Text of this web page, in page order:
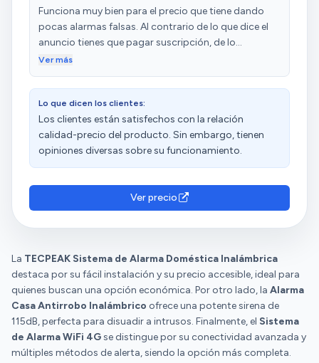
activo 24, salida sin demora, ...etc) y no viene claro
en las instrucciones, las he buscado en español, pero
no las encuentro.
Funciona muy bien para el precio que tiene dando
pocas alarmas falsas. Al contrario de lo que dice el
anuncio tienes que pagar suscripción, de lo
contrario no puedes recibir avisos y no sirve para
claros y hay que verlos con mucha atención o vas a
pagar de más. Necesita una tarjeta Sim y además
Wifi para que funcione
Ver más
Lo que dicen los clientes:
Los clientes están satisfechos con la relación
calidad-precio del producto. Sin embargo, tienen
opiniones diversas sobre su funcionamiento.
Ver precio
La TECPEAK Sistema de Alarma Doméstica Inalámbrica
destaca por su fácil instalación y su precio accesible, ideal para
quienes buscan una opción económica. Por otro lado, la Alarma
Casa Antirrobo Inalámbrico ofrece una potente sirena de
115dB, perfecta para disuadir a intrusos. Finalmente, el Sistema
de Alarma WiFi 4Gse distingue por su conectividad avanzada y
múltiples métodos de alerta, siendo la opción más completa.